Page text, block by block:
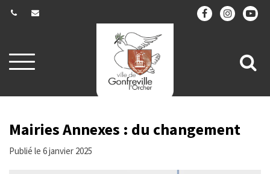
Aller
à
navigation
à
Mairies Annexes : du changement
Publié le 6 janvier 2025